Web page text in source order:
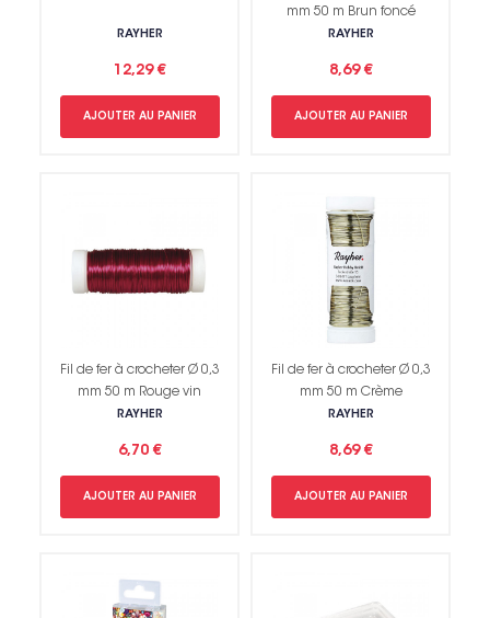
RAYHER
12,29 €
AJOUTER AU PANIER
mm 50 m Brun foncé
RAYHER
8,69 €
AJOUTER AU PANIER
Fil de fer à crocheter Ø 0,3
mm 50 m Rouge vin
RAYHER
6,70 €
AJOUTER AU PANIER
Fil de fer à crocheter Ø 0,3
mm 50 m Crème
RAYHER
8,69 €
AJOUTER AU PANIER